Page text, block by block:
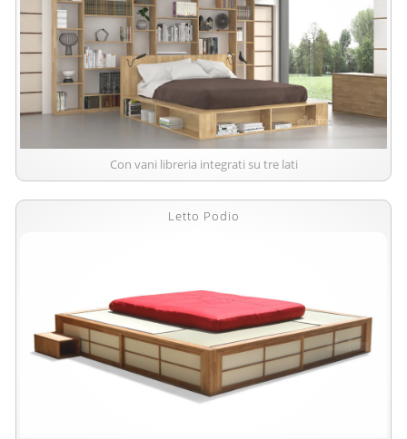
Con vani libreria integrati su tre lati
Letto Podio